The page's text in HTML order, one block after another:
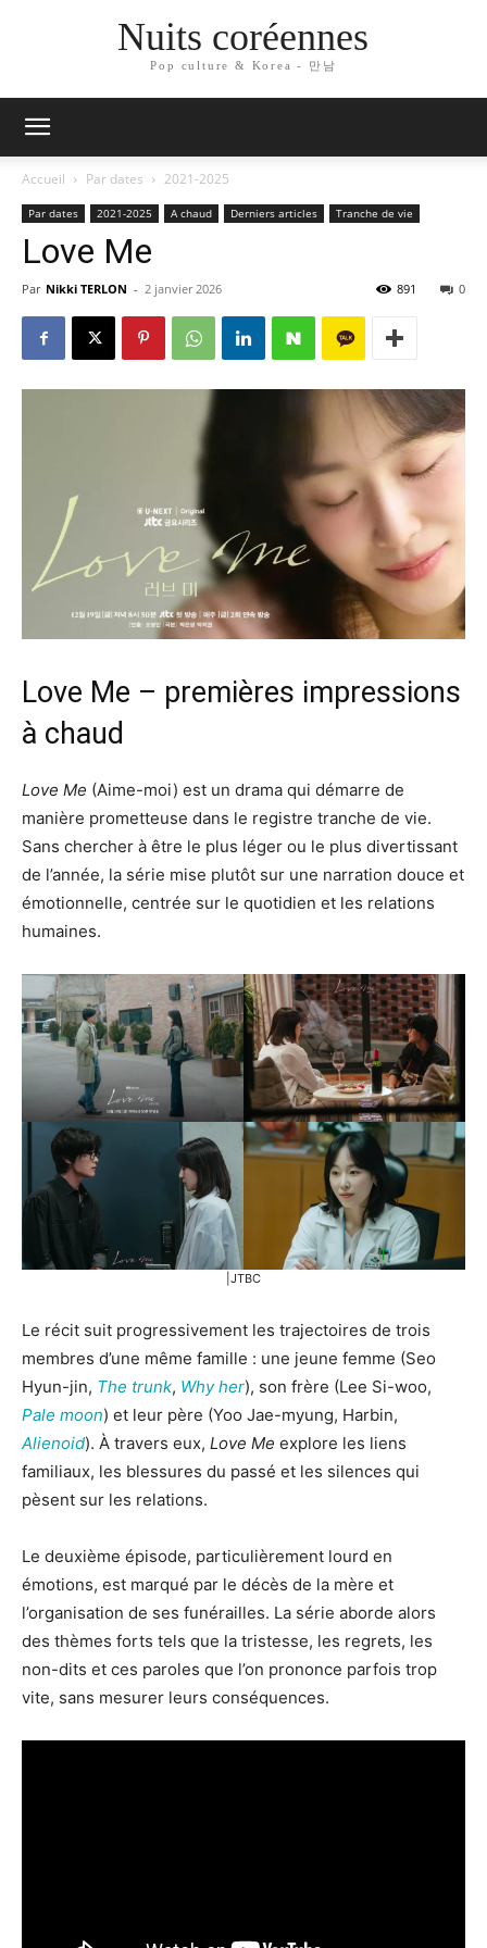
Nuits coréennes
Pop culture & Korea - 만남
Accueil Par dates 2021-2025
Par dates 2021-2025 A chaud Derniers articles Tranche de vie
Love Me
Par Nikki TERLON - 2 janvier 2026 0
891
Love Me – premières impressions
à chaud
Love Me (Aime-moi) est un drama qui démarre de
manière prometteuse dans le registre tranche de vie.
Sans chercher à être le plus léger ou le plus divertissant
de l’année, la série mise plutôt sur une narration douce et
émotionnelle, centrée sur le quotidien et les relations
humaines.
|JTBC
Le récit suit progressivement les trajectoires de trois
membres d’une même famille : une jeune femme (Seo
Hyun-jin, The trunk, Why her), son frère (Lee Si-woo,
Pale moon) et leur père (Yoo Jae-myung, Harbin,
Alienoid). À travers eux, Love Me explore les liens
familiaux, les blessures du passé et les silences qui
pèsent sur les relations.
Le deuxième épisode, particulièrement lourd en
émotions, est marqué par le décès de la mère et
l’organisation de ses funérailles. La série aborde alors
des thèmes forts tels que la tristesse, les regrets, les
non-dits et ces paroles que l’on prononce parfois trop
vite, sans mesurer leurs conséquences.